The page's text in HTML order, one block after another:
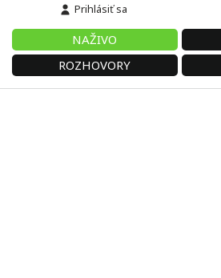
Prihlásiť sa
NAŽIVO
ROZHOVORY